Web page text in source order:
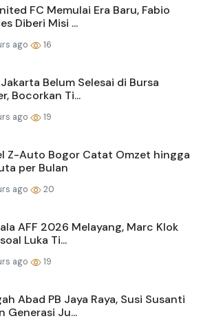
FC Memulai Era Baru, Fabio
Diberi Misi ...
ago 16
Belum Selesai di Bursa
Bocorkan Ti...
ago 19
Z-Auto Bogor Catat Omzet hingga
per Bulan
ago 20
AFF 2026 Melayang, Marc Klok
Luka Ti...
ago 19
Abad PB Jaya Raya, Susi Susanti
Generasi Ju...